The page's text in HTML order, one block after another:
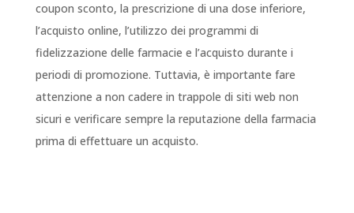
coupon sconto, la prescrizione di una dose inferiore,
l’acquisto online, l’utilizzo dei programmi di
fidelizzazione delle farmacie e l’acquisto durante i
periodi di promozione. Tuttavia, è importante fare
attenzione a non cadere in trappole di siti web non
sicuri e verificare sempre la reputazione della farmacia
prima di effettuare un acquisto.